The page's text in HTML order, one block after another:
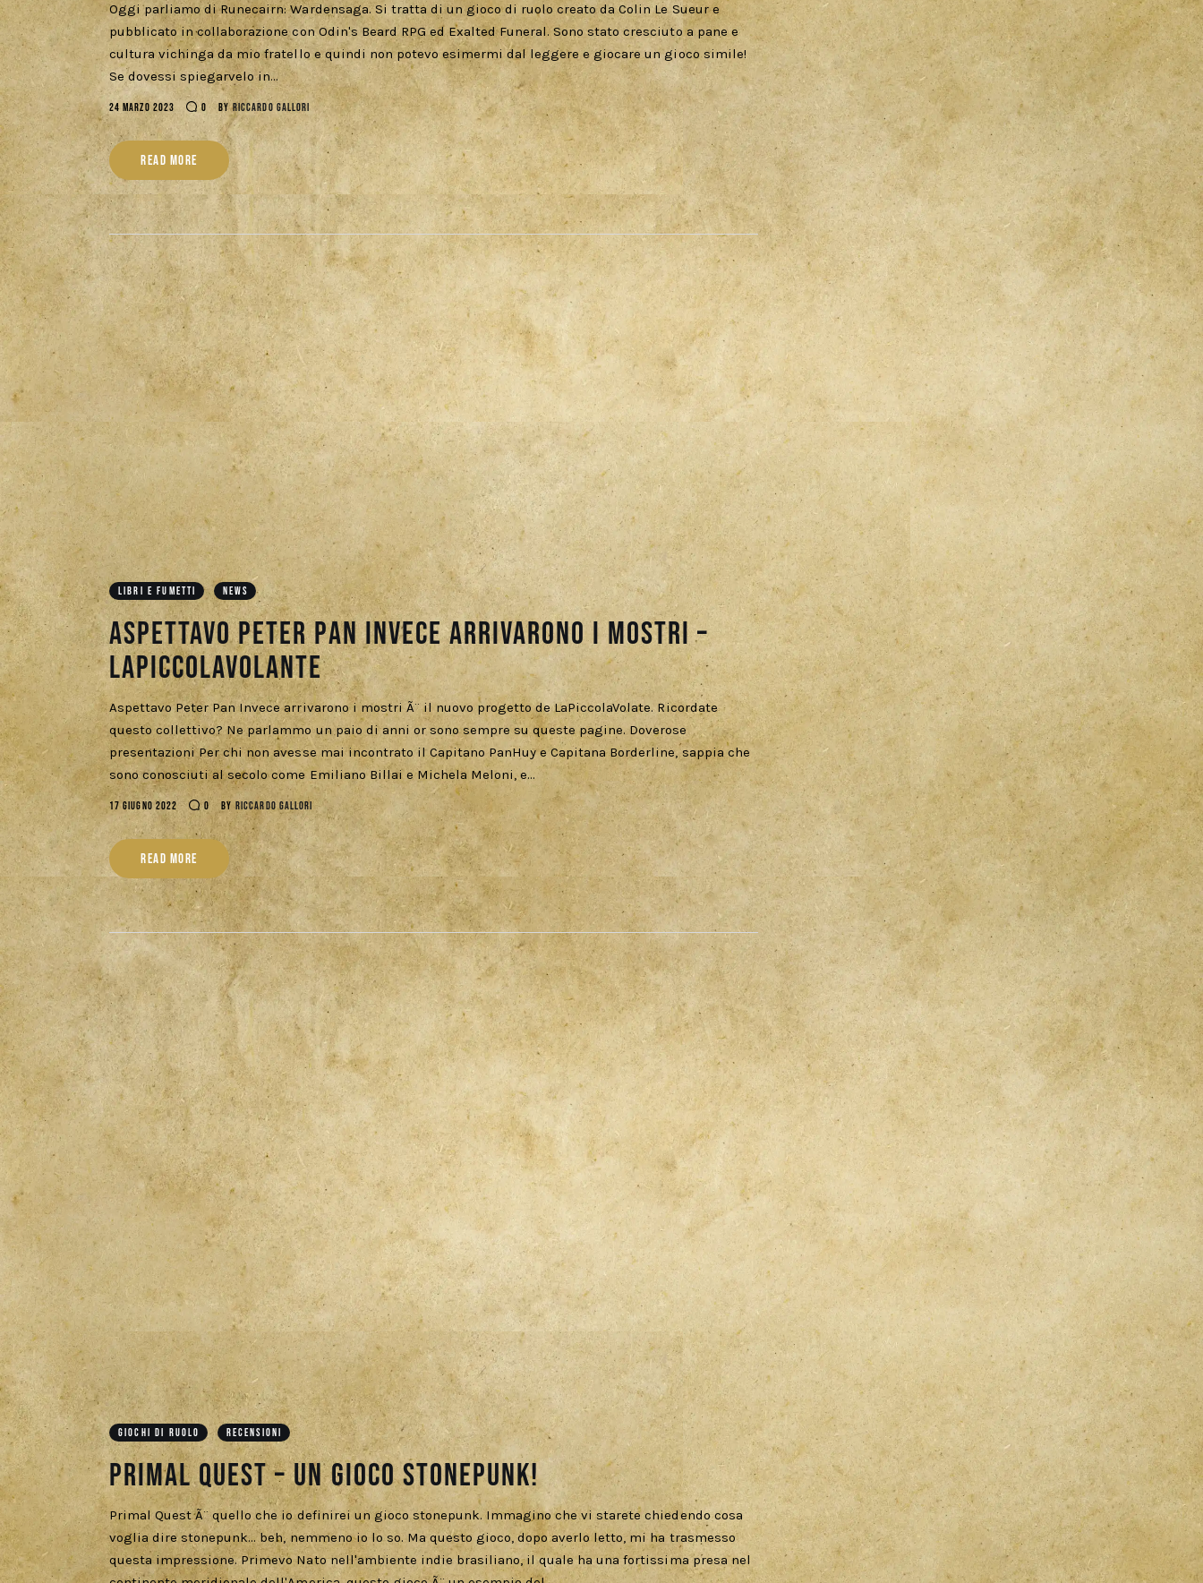
Oggi parliamo di Runecairn: Wardensaga. Si tratta di un gioco di ruolo creato da Colin Le Sueur e
pubblicato in collaborazione con Odin's Beard RPG ed Exalted Funeral. Sono stato cresciuto a pane e
cultura vichinga da mio fratello e quindi non potevo esimermi dal leggere e giocare un gioco simile!
Se dovessi spiegarvelo in…
24 MARZO 2023 0 BY RICCARDO GALLORI
READ MORE
LIBRI E FUMETTI NEWS
Aspettavo Peter Pan invece arrivarono i mostri –
LaPiccolaVolante
Aspettavo Peter Pan Invece arrivarono i mostri Ã¨ il nuovo progetto de LaPiccolaVolate. Ricordate
questo collettivo? Ne parlammo un paio di anni or sono sempre su queste pagine. Doverose
presentazioni Per chi non avesse mai incontrato il Capitano PanHuy e Capitana Borderline, sappia che
sono conosciuti al secolo come Emiliano Billai e Michela Meloni, e…
17 GIUGNO 2022 0 BY RICCARDO GALLORI
READ MORE
GIOCHI DI RUOLO RECENSIONI
Primal Quest – Un gioco Stonepunk!
Primal Quest Ã¨ quello che io definirei un gioco stonepunk. Immagino che vi starete chiedendo cosa
voglia dire stonepunk... beh, nemmeno io lo so. Ma questo gioco, dopo averlo letto, mi ha trasmesso
questa impressione. Primevo Nato nell'ambiente indie brasiliano, il quale ha una fortissima presa nel